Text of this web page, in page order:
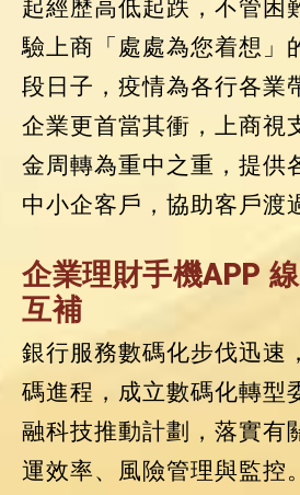
起經歷高低起跌，不管困
驗上商「處處為您着想」
段日子，疫情為各行各業
企業更首當其衝，上商視
金周轉為重中之重，提供
中小企客戶，協助客戶渡
企業理財手機APP
互補
銀行服務數碼化步伐迅速
碼進程，成立數碼化轉型
融科技推動計劃，落實有
運效率、風險管理與監控